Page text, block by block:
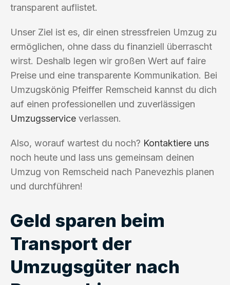
transparent auflistet.
Unser Ziel ist es, dir einen stressfreien Umzug zu
ermöglichen, ohne dass du finanziell überrascht
wirst. Deshalb legen wir großen Wert auf faire
Preise und eine transparente Kommunikation. Bei
Umzugskönig Pfeiffer Remscheid kannst du dich
auf einen professionellen und zuverlässigen
Umzugsservice verlassen.
Also, worauf wartest du noch? Kontaktiere uns
noch heute und lass uns gemeinsam deinen
Umzug von Remscheid nach Panevezhis planen
und durchführen!
Geld sparen beim
Transport der
Umzugsgüter nach